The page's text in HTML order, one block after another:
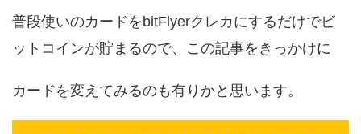
普段使いのカードをbitFlyerクレカにするだけでビ
ットコインが貯まるので、この記事をきっかけに
カードを変えてみるのも有りかと思います。